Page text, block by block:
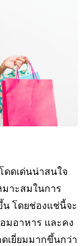
ดเด่นน่าสนใจ
าะสมในการ
น โดยช่องแช่นี้จะ
มอาหาร และคง
เยี่ยมมากขึ้นกว่า